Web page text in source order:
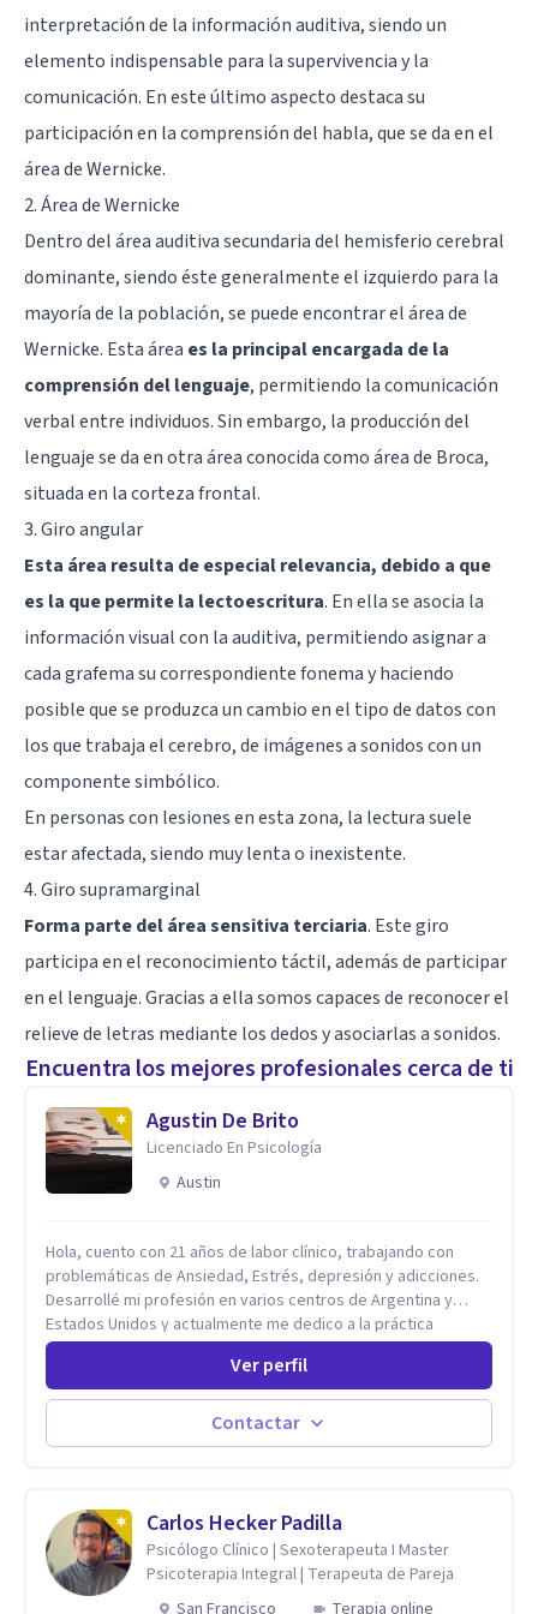
interpretación de la información auditiva, siendo un
elemento indispensable para la supervivencia y la
comunicación. En este último aspecto destaca su
participación en la comprensión del habla, que se da en el
área de Wernicke.
2. Área de Wernicke
Dentro del área auditiva secundaria del hemisferio cerebral
dominante, siendo éste generalmente el izquierdo para la
mayoría de la población, se puede encontrar el área de
Wernicke. Esta área es la principal encargada de la
comprensión del lenguaje, permitiendo la comunicación
verbal entre individuos. Sin embargo, la producción del
lenguaje se da en otra área conocida como área de Broca,
situada en la corteza frontal.
3. Giro angular
Esta área resulta de especial relevancia, debido a que
es la que permite la lectoescritura. En ella se asocia la
información visual con la auditiva, permitiendo asignar a
cada grafema su correspondiente fonema y haciendo
posible que se produzca un cambio en el tipo de datos con
los que trabaja el cerebro, de imágenes a sonidos con un
componente simbólico.
En personas con lesiones en esta zona, la lectura suele
estar afectada, siendo muy lenta o inexistente.
4. Giro supramarginal
Forma parte del área sensitiva terciaria. Este giro
participa en el reconocimiento táctil, además de participar
en el lenguaje. Gracias a ella somos capaces de reconocer el
relieve de letras mediante los dedos y asociarlas a sonidos.
Encuentra los mejores profesionales cerca de ti
Agustin De Brito
Licenciado En Psicología
Austin
Hola, cuento con 21 años de labor clínico, trabajando con
problemáticas de Ansiedad, Estrés, depresión y adicciones.
Desarrollé mi profesión en varios centros de Argentina y
Estados Unidos y actualmente me dedico a la práctica
privada. Utilizo terapias cognitivas conductuales basadas en
evidencia científica con comprobados resultados. Los
objetivos terapéuticos están centrados en brindar
herramientas concretas para el cambio, que permitan
desarrollar nuevas habilidades y estrategias basadas en la
Ver perfil
Contactar
Carlos Hecker Padilla
Psicólogo Clínico | Sexoterapeuta I Master
Psicoterapia Integral | Terapeuta de Pareja
San Francisco
Terapia online